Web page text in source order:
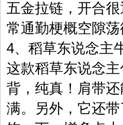
五金拉链，开合
常通勤梗概空隙荡
4、稻草东说念主
这款稻草东说念
背，纯真！肩带
满。另外，它还